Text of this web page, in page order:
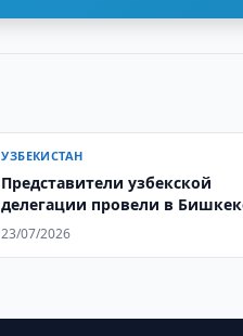
УЗБЕКИСТАН
Представители узбекской
делегации провели в
встречи с руководством
23/07/2026